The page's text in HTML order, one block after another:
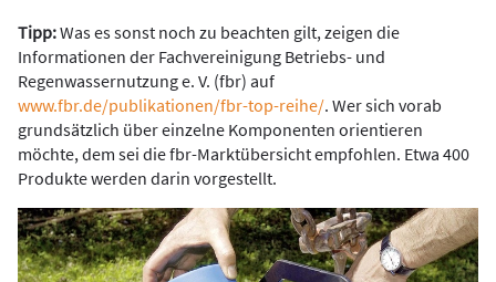
Tipp:Was es sonst noch zu beachten gilt, zeigen die
Informationen der Fachvereinigung Betriebs- und
Regenwassernutzung e. V. (fbr) auf
www.fbr.de/publikationen/fbr-top-reihe/. Wer sich vorab
grundsätzlich über einzelne Komponenten orientieren
möchte, dem sei die fbr-Marktübersicht empfohlen. Etwa 400
Produkte werden darin vorgestellt.